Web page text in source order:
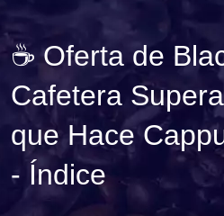
☕ Oferta de
Cafetera
que Hace
- Índice